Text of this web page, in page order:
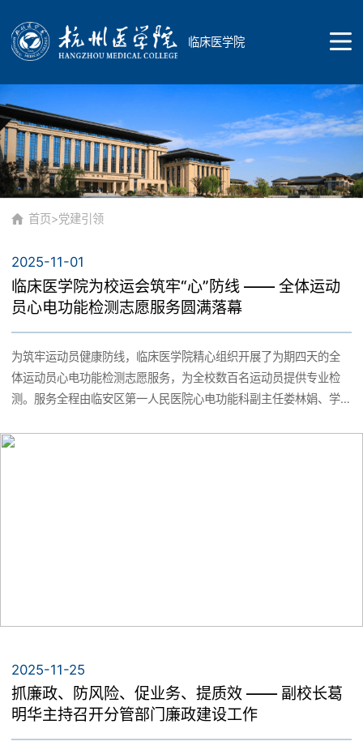
临床医学院
首页
学院概况
学院简介
专业介绍
教师风采
教育教学
教学研究
科学研究
就业工作
校友风采
党群工作
首页>党建引领
2025-11-01
临床医学院为校运会筑牢“心”防线 —— 全体运动
员心电功能检测志愿服务圆满落幕
为筑牢运动员健康防线，临床医学院精心组织开展了为期四天的全
体运动员心电功能检测志愿服务，为全校数百名运动员提供专业检
测。服务全程由临安区第一人民医院心电功能科副主任娄林娟、学
业培训到现场指导提供全方位支持。
2025-11-25
抓廉政、防风险、促业务、提质效 —— 副校长葛
明华主持召开分管部门廉政建设工作